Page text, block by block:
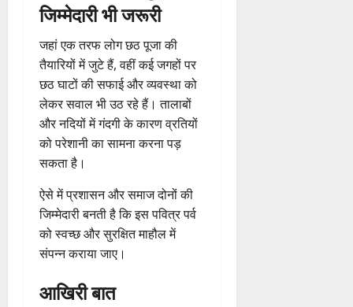
जिम्मेदारी भी जरूरी
जहां एक तरफ लोग छठ पूजा की
तैयारियों में जुटे हैं, वहीं कई जगहों पर
छठ घाटों की सफाई और व्यवस्था को
लेकर सवाल भी उठ रहे हैं। तालाबों
और नदियों में गंदगी के कारण व्रतियों
को परेशानी का सामना करना पड़
सकता है।
ऐसे में प्रशासन और समाज दोनों की
जिम्मेदारी बनती है कि इस पवित्र पर्व
को स्वच्छ और सुरक्षित माहौल में
संपन्न कराया जाए।
आखिरी बात